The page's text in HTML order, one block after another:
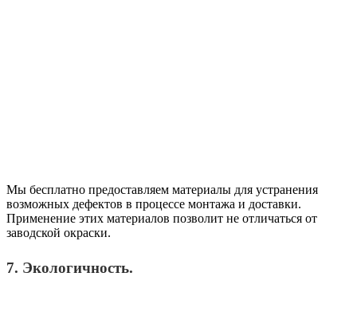
Мы бесплатно предоставляем материалы для устранения
возможных дефектов в процессе монтажа и доставки.
Применение этих материалов позволит не отличаться от
заводской окраски.
7. Экологичность.